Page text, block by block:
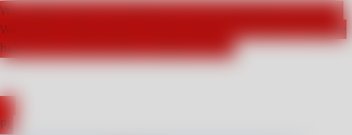
Wir arbeiten aktiv mit Influencern aus Deutschland zusammen.
Was haben unsere Gäste in Polen besucht und welche Eindrücke
haben sie von ihren Reisen mitgenommen?
EN
PL